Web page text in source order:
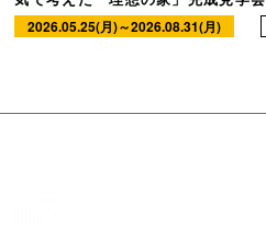
2026.05.25(月)～2026.08.31(月)